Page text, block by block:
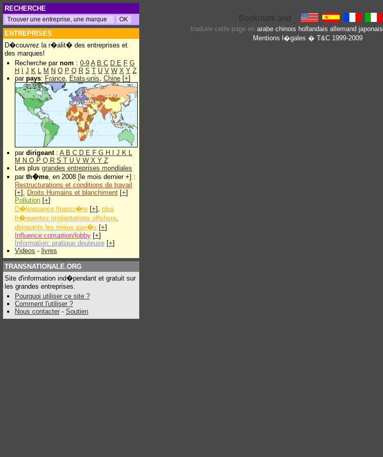
RECHERCHE
ENTREPRISES
D�couvrez la r�alit� des entreprises et
des marques!
Recherche par nom : 0-9 A B C D E F G
H
J K L M N O P Q R S T U V W X Y Z
par pays: France, Etats-unis, Chine [+]
par dirigeant: A B C D E F G H J K L
M N O P Q R S T U V W X Y Z
Les plus grandes entreprises mondiales
par th�me, en 2008 [le mois dernier +] :
Restructurations et conditions de travail
[+], Droits Humains et blanchiment [+]
Pollution [+]
D�linquance financi�re [+], plus
fr�quentes implantations offshore,
dirigeants les mieux pay�s [+]
Influence:corruption/lobby [+]
Information: pratique douteuse [+]
Videos - livres
TRANSNATIONALE.ORG
Site d'information ind�pendant et gratuit sur
les grandes entreprises.
Pourquoi utiliser ce site ?
Comment l'utiliser ?
Nous contacter - Soutien
traduire cette page en arabe chinois hollandais allemand japonais
Mentions l�gales � T&C 1999-2009